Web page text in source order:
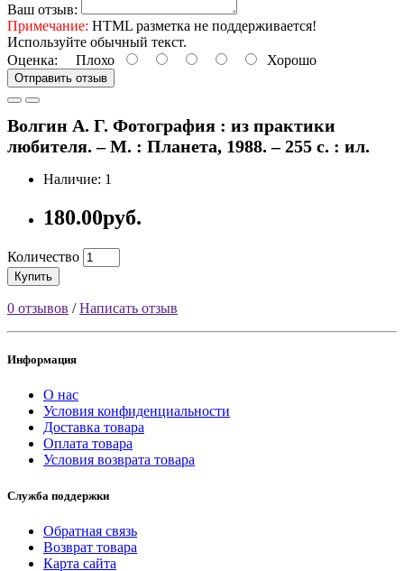
Ваш отзыв:
Примечание: HTML разметка не поддерживается!
Используйте обычный текст.
Оценка: Плохо Хорошо
Отправить отзыв
Волгин А. Г. Фотография : из практики
любителя. – М. : Планета, 1988. – 255 с. : ил.
Наличие: 1
180.00руб.
Количество
Купить
0 отзывов /Написать отзыв
Информация
О нас
Условия конфиденциальности
Доставка товара
Оплата товара
Условия возврата товара
Служба поддержки
Обратная связь
Возврат товара
Карта сайта